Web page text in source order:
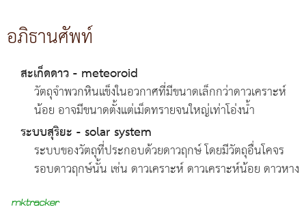
อภิธานศัพท์
สะเก็ดดาว - meteoroid
วัตถุจำพวกหินแข็งในอวกาศที่มีขนาดเล็กกว่าดาวเคราะห์
น้อย อาจมีขนาดตั้งแต่เม็ดทรายจนใหญ่เท่าโอ่งน้ำ
ระบบสุริยะ - solar system
ระบบของวัตถุที่ประกอบด้วยดาวฤกษ์ โดยมีวัตถุอื่นโคจร
รอบดาวฤกษ์นั้น เช่น ดาวเคราะห์ ดาวเคราะห์น้อย ดาวหาง